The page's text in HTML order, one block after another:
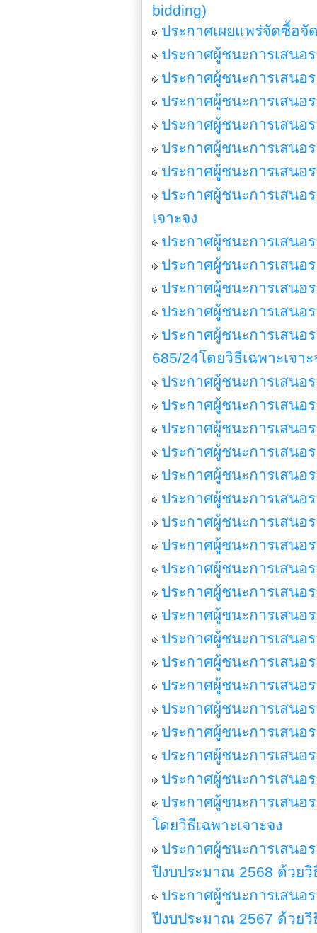
bidding)
ประกาศเผยแพร่จัดซื้อจั
ประกาศผู้ชนะการเสนอ
ประกาศผู้ชนะการเสนอ
ประกาศผู้ชนะการเสนอ
ประกาศผู้ชนะการเสนอ
ประกาศผู้ชนะการเสนอ
ประกาศผู้ชนะการเสนอ
ประกาศผู้ชนะการเสนอ
เจาะจง
ประกาศผู้ชนะการเสนอ
ประกาศผู้ชนะการเสนอ
ประกาศผู้ชนะการเสนอ
ประกาศผู้ชนะการเสนอ
ประกาศผู้ชนะการเสนอ
685/24โดยวิธีเฉพาะเจาะ
ประกาศผู้ชนะการเสนอ
ประกาศผู้ชนะการเสนอ
ประกาศผู้ชนะการเสนอ
ประกาศผู้ชนะการเสนอ
ประกาศผู้ชนะการเสนอ
ประกาศผู้ชนะการเสนอ
ประกาศผู้ชนะการเสนอ
ประกาศผู้ชนะการเสนอ
ประกาศผู้ชนะการเสนอ
ประกาศผู้ชนะการเสนอ
ประกาศผู้ชนะการเสนอ
ประกาศผู้ชนะการเสนอ
ประกาศผู้ชนะการเสนอ
ประกาศผู้ชนะการเสนอ
ประกาศผู้ชนะการเสนอ
ประกาศผู้ชนะการเสนอ
ประกาศผู้ชนะการเสนอ
ประกาศผู้ชนะการเสนอ
ประกาศผู้ชนะการเสน
โดยวิธีเฉพาะเจาะจง
ประกาศผู้ชนะการเสนอ
ปีงบประมาณ 2568 ด้วยวิ
ประกาศผู้ชนะการเสนอ
ปีงบประมาณ 2567 ด้วยวิ